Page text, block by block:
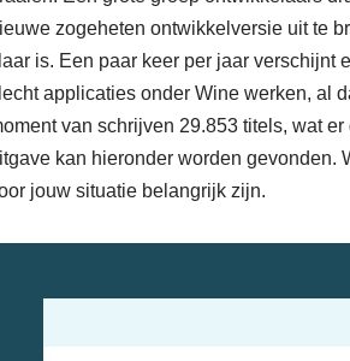
zogeheten ontwikkelversie uit te
is. Een paar keer per jaar verschijnt
applicaties onder Wine werken, al
van schrijven 29.853 titels, wat
kan hieronder worden gevonden.
jouw situatie belangrijk zijn.